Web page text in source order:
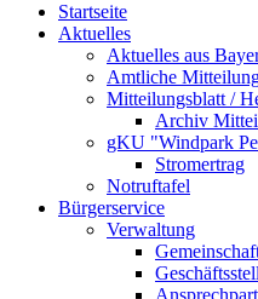
Startseite
Aktuelles
Aktuelles aus
Amtliche
Mitteilungsblatt /
Archiv
gKU "Windpark
Stromertrag
Notruftafel
Bürgerservice
Verwaltung